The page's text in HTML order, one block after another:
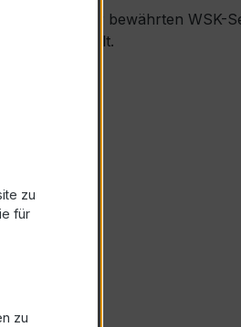
der bewährten WSK-
entwickelt.
zu
für
zu